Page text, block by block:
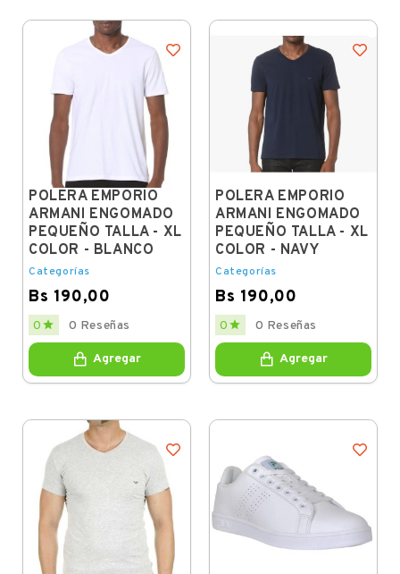
POLERA EMPORIO
ARMANI ENGOMADO
PEQUEÑO TALLA - XL
COLOR - BLANCO
Categorías
Bs 190,00
Price
0  0 Reseñas
Agregar
POLERA EMPORIO
ARMANI ENGOMADO
PEQUEÑO TALLA - XL
COLOR - NAVY
Categorías
Bs 190,00
Price
0  0 Reseñas
Agregar